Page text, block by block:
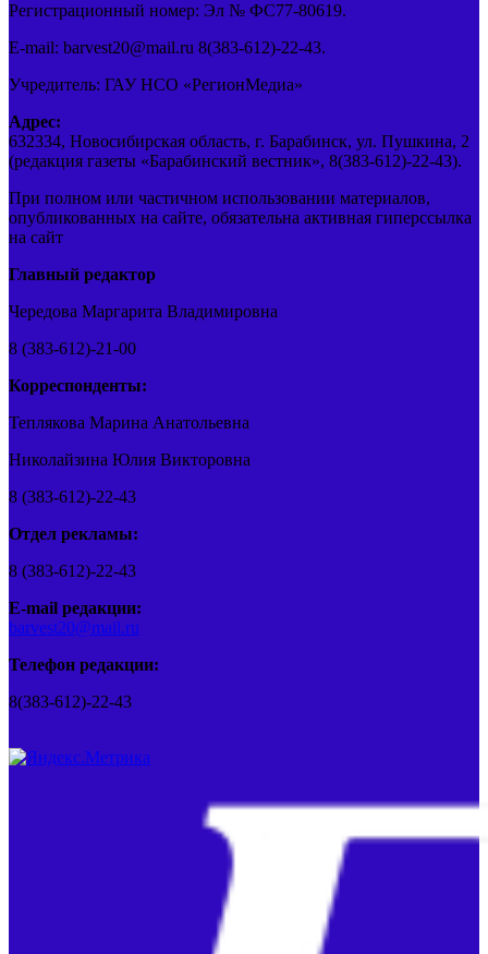
Регистрационный номер: Эл № ФС77-80619.
E-mail: barvest20@mail.ru 8(383-612)-22-43.
Учредитель: ГАУ НСО «РегионМедиа»
Адрес:
632334, Новосибирская область, г. Барабинск, ул. Пушкина, 2
(редакция газеты «Барабинский вестник», 8(383-612)-22-43).
При полном или частичном использовании материалов,
опубликованных на сайте, обязательна активная гиперссылка
на сайт
Главный редактор
Чередова Маргарита Владимировна
8 (383-612)-21-00
Корреспонденты:
Теплякова Марина Анатольевна
Николайзина Юлия Викторовна
8 (383-612)-22-43
Отдел рекламы:
8 (383-612)-22-43
E-mail редакции:
barvest20@mail.ru
Телефон редакции:
8(383-612)-22-43